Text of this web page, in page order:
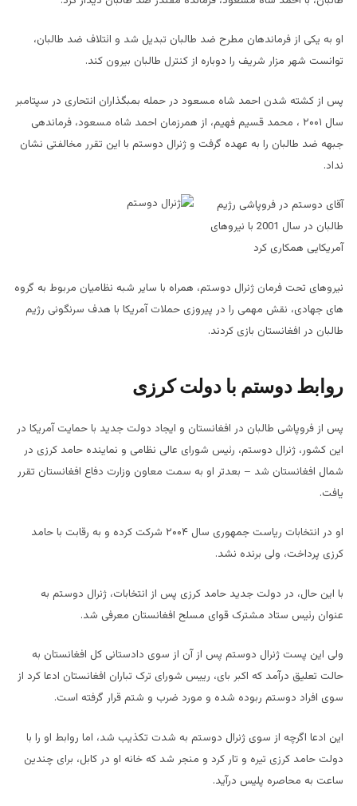
او به یکی از فرماندهان مطرح ضد طالبان تبدیل شد و ائتلاف ضد طالبان،
توانست شهر مزار شریف را دوباره از کنترل طالبان بیرون کند.
پس از کشته شدن احمد شاه مسعود در حمله بمبگذاران انتحاری در سپتامبر
سال ۲۰۰۱ ، محمد قسیم فهیم، از همرزمان احمد شاه مسعود، فرماندهی
جبهه ضد طالبان را به عهده گرفت و ژنرال دوستم با این تقرر مخالفتی نشان
نداد.
آقای دوستم در فروپاشی رژیم
طالبان در سال 2001 با نیروهای
آمریکایی همکاری کرد
نیروهای تحت فرمان ژنرال دوستم، همراه با سایر شبه نظامیان مربوط به گروه
های جهادی، نقش مهمی را در پیروزی حملات آمریکا با هدف سرنگونی رژیم
طالبان در افغانستان بازی کردند.
روابط دوستم با دولت کرزی
پس از فروپاشی طالبان در افغانستان و ایجاد دولت جدید با حمایت آمریکا در
این کشور، ژنرال دوستم، رئیس شورای عالی نظامی و نماینده حامد کرزی در
شمال افغانستان شد – بعدتر او به سمت معاون وزارت دفاع افغانستان تقرر
یافت.
او در انتخابات ریاست جمهوری سال ۲۰۰۴ شرکت کرده و به رقابت با حامد
کرزی پرداخت، ولی برنده نشد.
با این حال، در دولت جدید حامد کرزی پس از انتخابات، ژنرال دوستم به
عنوان رئیس ستاد مشترک قوای مسلح افغانستان معرفی شد.
ولی این پست ژنرال دوستم پس از آن از سوی دادستانی کل افغانستان به
حالت تعلیق درآمد که اکبر بای، رییس شورای ترک تباران افغانستان ادعا کرد از
سوی افراد دوستم ربوده شده و مورد ضرب و شتم قرار گرفته است.
این ادعا اگرچه از سوی ژنرال دوستم به شدت تکذیب شد، اما روابط او را با
دولت حامد کرزی تیره و تار کرد و منجر شد که خانه او در کابل، برای چندین
ساعت به محاصره پلیس درآید.